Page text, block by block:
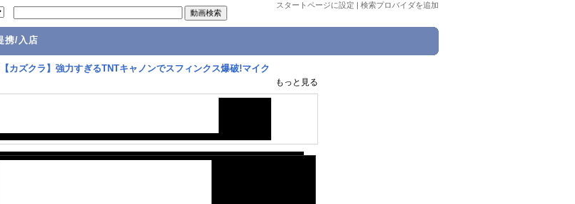
スタートページに設定 | 検索プロバイダを追加
携/入店
【カズクラ】強力すぎるTNTキャノンでスフィンクス爆破!マイク
もっと見る